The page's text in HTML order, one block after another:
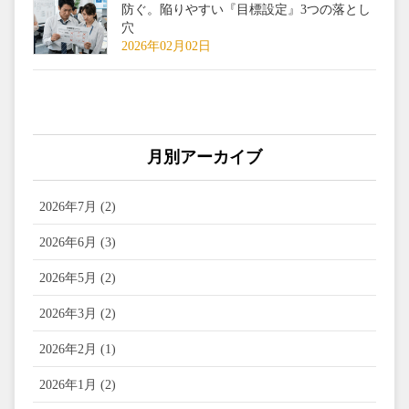
防ぐ。陥りやすい『目標設定』3つの落とし
穴
2026年02月02日
月別アーカイブ
2026年7月 (2)
2026年6月 (3)
2026年5月 (2)
2026年3月 (2)
2026年2月 (1)
2026年1月 (2)